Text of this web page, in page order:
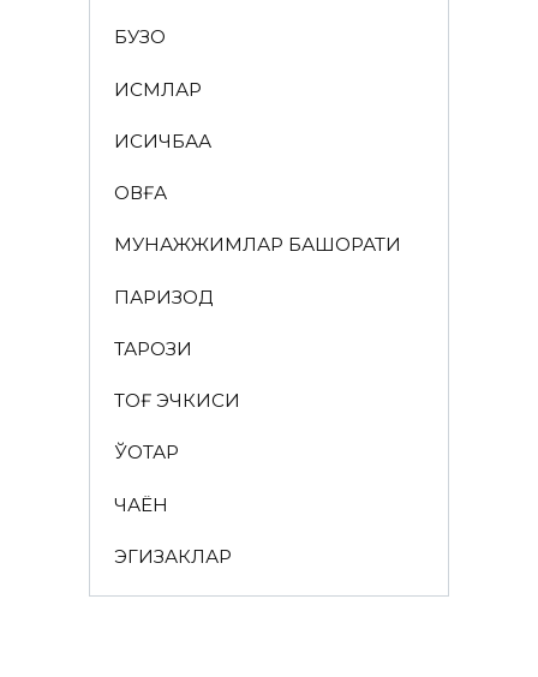
БУЗОҚ
ИСМЛАР
ҚИСҚИЧБАҚА
ҚОВҒА
МУНАЖЖИМЛАР БАШОРАТИ
ПАРИЗОД
ТАРОЗИ
ТОҒ ЭЧКИСИ
ЎҚОТАР
ЧАЁН
ЭГИЗАКЛАР